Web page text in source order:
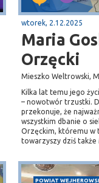
wtorek, 2.12.2025
Maria
Orzęcki
Mieszko Weltrowski,
Kilka lat temu jego
– nowotwór trzustki.
przekonuje, że
wszystkim dbanie o
Orzęckim, któremu w
towarzyszy dziś także
POWIAT